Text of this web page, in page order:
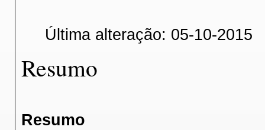
Última alteração: 05-10-2015
Resumo
Resumo